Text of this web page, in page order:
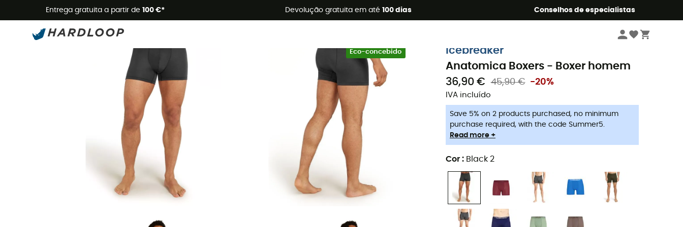
Entrega gratuita a partir de 100 €* Devolução gratuita em até 100 dias Conselhos de especialistas
Promoções de verão 🔥 -5% EXTRA a partir de 2 produtos* com o código Summer5
Eco-concebido
Boxers de desporto
icebreaker
Anatomica Boxers - Boxer homem
36,90 €
45,90 € -20%
IVA incluído
Save 5% on 2 products purchased, no minimum
purchase required, with the code Summer5.
Read more +
Cor : Black 2